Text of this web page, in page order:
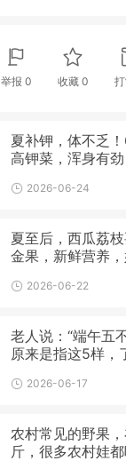
举报 0 收藏 0
夏补钾，体不乏
高钾菜，浑身有
2026-06-24
夏至后，西瓜荔
金果，新鲜营养
2026-06-22
老人说：“端午五
原来是指这5样，
2026-06-17
农村常见的野果
斤，很多农村娃